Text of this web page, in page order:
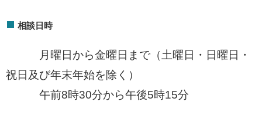
相談日時
月曜日から金曜日まで（土曜日・日曜日・
祝日及び年末年始を除く）
午前8時30分から午後5時15分